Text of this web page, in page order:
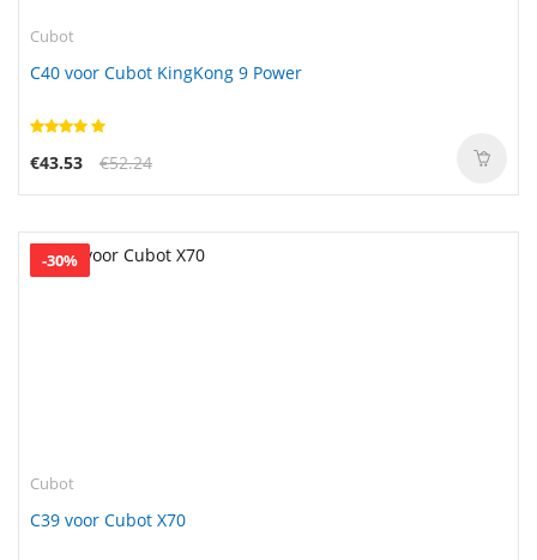
Cubot
C40 voor Cubot KingKong 9 Power
€43.53 €52.24
-30%
Cubot
C39 voor Cubot X70